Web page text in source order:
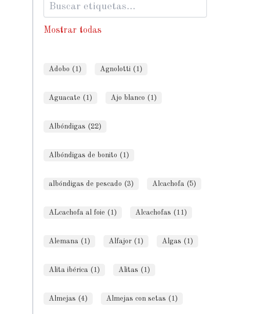
Mostrar todas
Adobo (1) Agnolotti (1)
Aguacate (1) Ajo blanco (1)
Albóndigas (22)
Albóndigas de bonito (1)
albóndigas de pescado (3) Alcachofa (5)
ALcachofa al foie (1) Alcachofas (11)
Alemana (1) Alfajor (1) Algas (1)
Alita ibérica (1) Alitas (1)
Almejas (4) Almejas con setas (1)